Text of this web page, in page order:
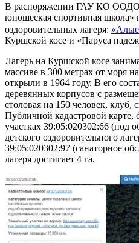
В распоряжении ГАУ КО ООДО
юношеская спортивная школа»
оздоровительных лагеря: «Алые
Куршской косе и «Паруса
Лагерь на Куршской косе
массиве в 300 метрах от моря
открыли в 1964 году. В его
деревянных корпусов с
столовая на 150 человек, клуб,
Публичной кадастровой карте,
участках 39:05:020302:66 (под
детского оздоровительного
39:05:020302:97 (санаторное
лагеря достигает 4 га.